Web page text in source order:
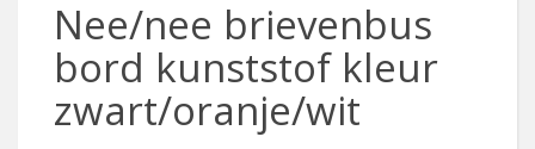
Nee/nee brievenbus
bord kunststof kleur
zwart/oranje/wit